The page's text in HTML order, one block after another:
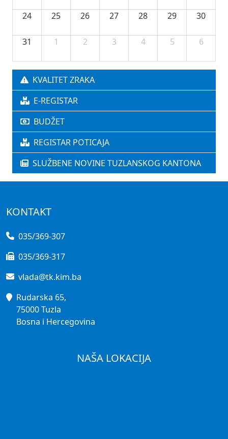
24 25 26 27 28 29 30
31 1 2 3 4 5 6
KVALITET ZRAKA
E-REGISTAR
BUDŽET
REGISTAR POTICAJA
SLUŽBENE NOVINE TUZLANSKOG KANTONA
KONTAKT
035/369-307
035/369-317
vlada@tk.kim.ba
Rudarska 65,
75000 Tuzla
Bosna i Hercegovina
NAŠA LOKACIJA